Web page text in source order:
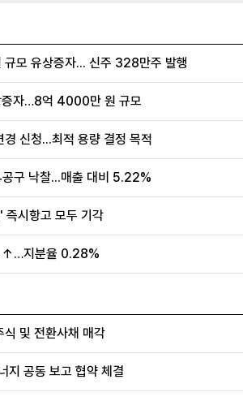
모 유상증자... 신주 328만주 발행
증자…8억 4000만 원 규모
신청...최적 용량 결정 목적
구 낙찰...매출 대비 5.22%
즉시항고 모두 기각
↑…지분율 0.28%
식 및 전환사채 매각
지 공동 보고 협약 체결